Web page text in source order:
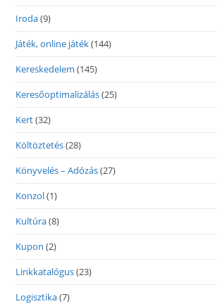
Iroda(9)
Játék, online játék(144)
Kereskedelem (145)
Keresőoptimalizálás(25)
Kert(32)
Költöztetés(28)
Könyvelés – Adózás(27)
Konzol(1)
Kultúra(8)
Kupon (2)
Linkkatalógus(23)
Logisztika(7)